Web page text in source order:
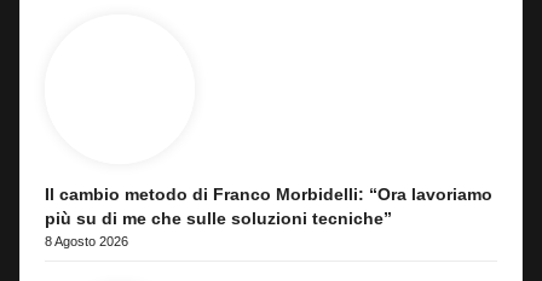
Il cambio metodo di Franco Morbidelli: “Ora lavoriamo
più su di me che sulle soluzioni tecniche”
8 Agosto 2026